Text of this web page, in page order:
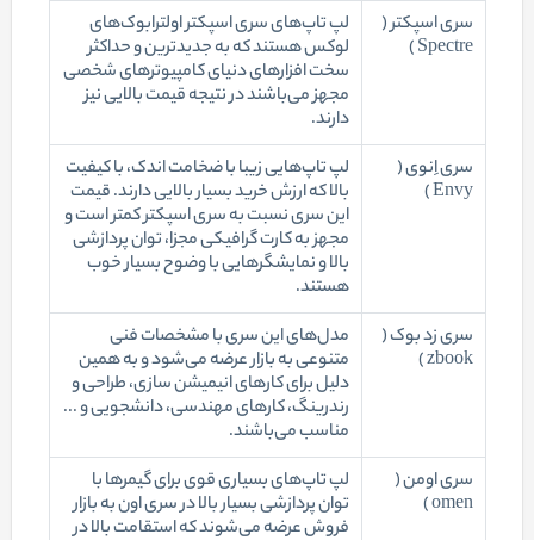
سری اسپکتر (
Spectre )
لپ تاپ‌های سری اسپکتر اولترابوک‌های
لوکس هستند که به جدیدترین و حداکثر
سخت افزارهای دنیای کامپیوترهای شخصی
مجهز می‌باشند در نتیجه قیمت بالایی نیز
دارند.
سری اِنوی (
Envy )
لپ تاپ‌هایی زیبا با ضخامت اندک، با کیفیت
بالا که ارزش خرید بسیار بالایی دارند. قیمت
این سری نسبت به سری اسپکتر کمتر است و
مجهز به کارت گرافیکی مجزا، توان پردازشی
بالا و نمایشگرهایی با وضوح بسیار خوب
هستند.
سری زد بوک (
zbook )
مدل‌های این سری با مشخصات فنی
متنوعی به بازار عرضه می‌شود و به همین
دلیل برای کارهای انیمیشن سازی، طراحی و
رندرینگ، کارهای مهندسی، دانشجویی و ...
مناسب می‌باشند.
سری اومن (
omen )
لپ تاپ‌های بسیاری قوی برای گیمرها با
توان پردازشی بسیار بالا در سری اون به بازار
فروش عرضه می‌شوند که استقامت بالا در